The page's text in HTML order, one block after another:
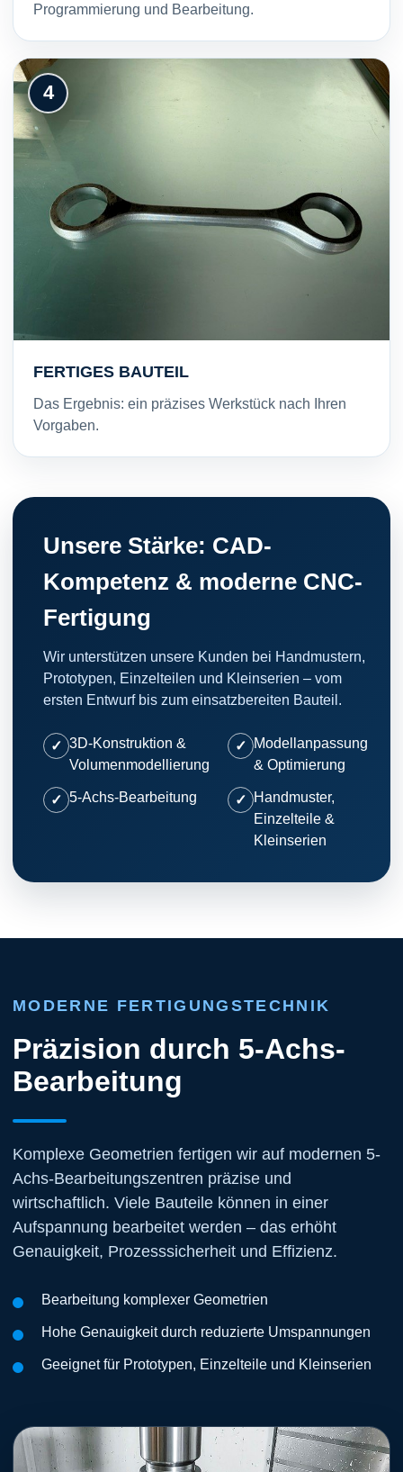
Programmierung und Bearbeitung.
4
FERTIGES BAUTEIL
Das Ergebnis: ein präzises Werkstück nach Ihren
Vorgaben.
Unsere Stärke: CAD-
Kompetenz & moderne CNC-
Fertigung
Wir unterstützen unsere Kunden bei Handmustern,
Prototypen, Einzelteilen und Kleinserien – vom
ersten Entwurf bis zum einsatzbereiten Bauteil.
3D-Konstruktion &
Volumenmodellierung
Modellanpassung
& Optimierung
5-Achs-Bearbeitung
Handmuster,
Einzelteile &
Kleinserien
MODERNE FERTIGUNGSTECHNIK
Präzision durch 5-Achs-
Bearbeitung
Komplexe Geometrien fertigen wir auf modernen 5-
Achs-Bearbeitungszentren präzise und
wirtschaftlich. Viele Bauteile können in einer
Aufspannung bearbeitet werden – das erhöht
Genauigkeit, Prozesssicherheit und Effizienz.
Bearbeitung komplexer Geometrien
Hohe Genauigkeit durch reduzierte Umspannungen
Geeignet für Prototypen, Einzelteile und Kleinserien